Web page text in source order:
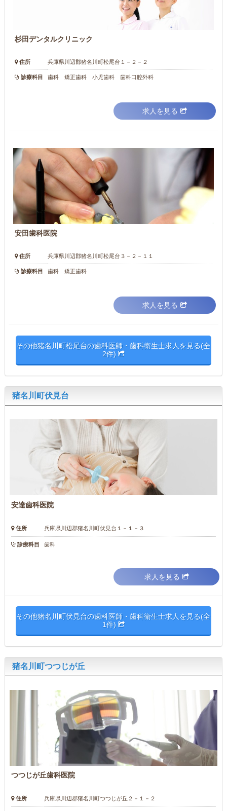
杉田デンタルクリニック
住所 兵庫県川辺郡猪名川町松尾台１－２－２
診療科目 歯科 矯正歯科 小児歯科 歯科口腔外科
求人を見る
安田歯科医院
住所 兵庫県川辺郡猪名川町松尾台３－２－１１
診療科目 歯科 矯正歯科
求人を見る
その他猪名川町松尾台の歯科医師・歯科衛生士求人を見る(全
2件)
猪名川町伏見台
安達歯科医院
住所 兵庫県川辺郡猪名川町伏見台１－１－３
診療科目 歯科
求人を見る
その他猪名川町伏見台の歯科医師・歯科衛生士求人を見る(全
1件)
猪名川町つつじが丘
つつじが丘歯科医院
住所 兵庫県川辺郡猪名川町つつじが丘２－１－２